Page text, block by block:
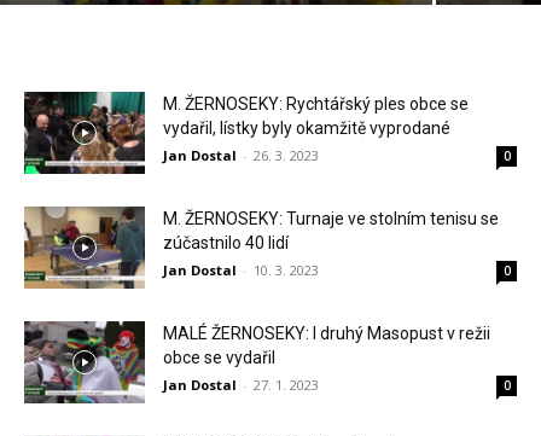
M. ŽERNOSEKY: Rychtářský ples obce se
vydařil, lístky byly okamžitě vyprodané
Jan Dostal - 26. 3. 2023 0
M. ŽERNOSEKY: Turnaje ve stolním tenisu se
zúčastnilo 40 lidí
Jan Dostal - 10. 3. 2023 0
MALÉ ŽERNOSEKY: I druhý Masopust v režii
obce se vydařil
Jan Dostal - 27. 1. 2023 0